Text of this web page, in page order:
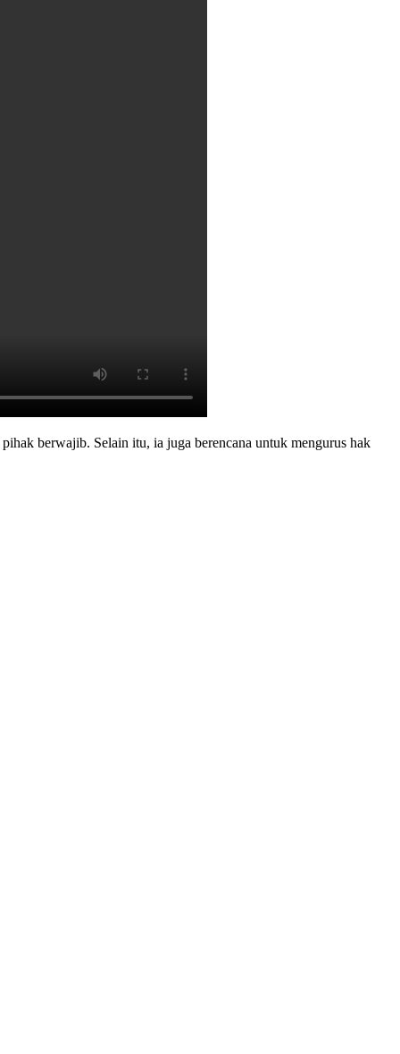
berwajib. Selain itu, ia juga berencana untuk mengurus hak